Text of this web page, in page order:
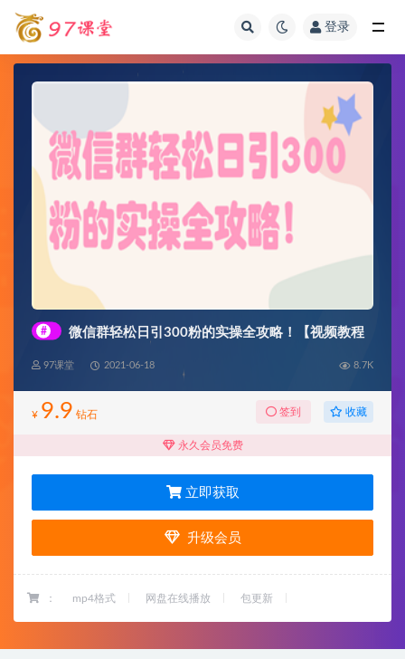
登录
# 微信群轻松日引300粉的实操全攻略！【视频教程
97课堂 2021-06-18 8.7K
¥ 9.9 钻石 签到 收藏
永久会员免费
立即获取
升级会员
： mp4格式 网盘在线播放 包更新